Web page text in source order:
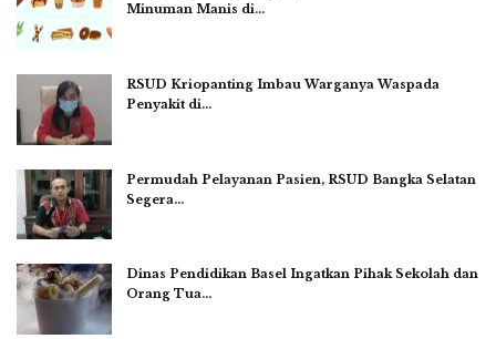
Minuman Manis di…
RSUD Kriopanting Imbau Warganya Waspada
Penyakit di…
Permudah Pelayanan Pasien, RSUD Bangka Selatan
Segera…
Dinas Pendidikan Basel Ingatkan Pihak Sekolah dan
Orang Tua…